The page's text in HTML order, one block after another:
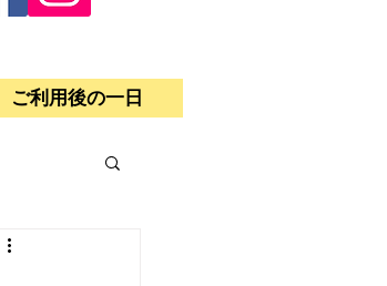
ご利用後の一日